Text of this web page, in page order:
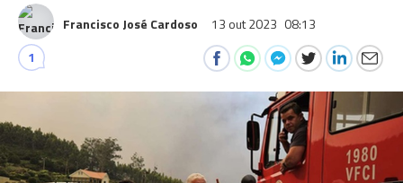
Francisco José Cardoso 13 out 2023 08:13
1